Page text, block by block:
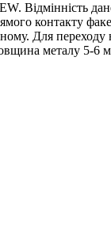
контакту
Для
металу 5-6